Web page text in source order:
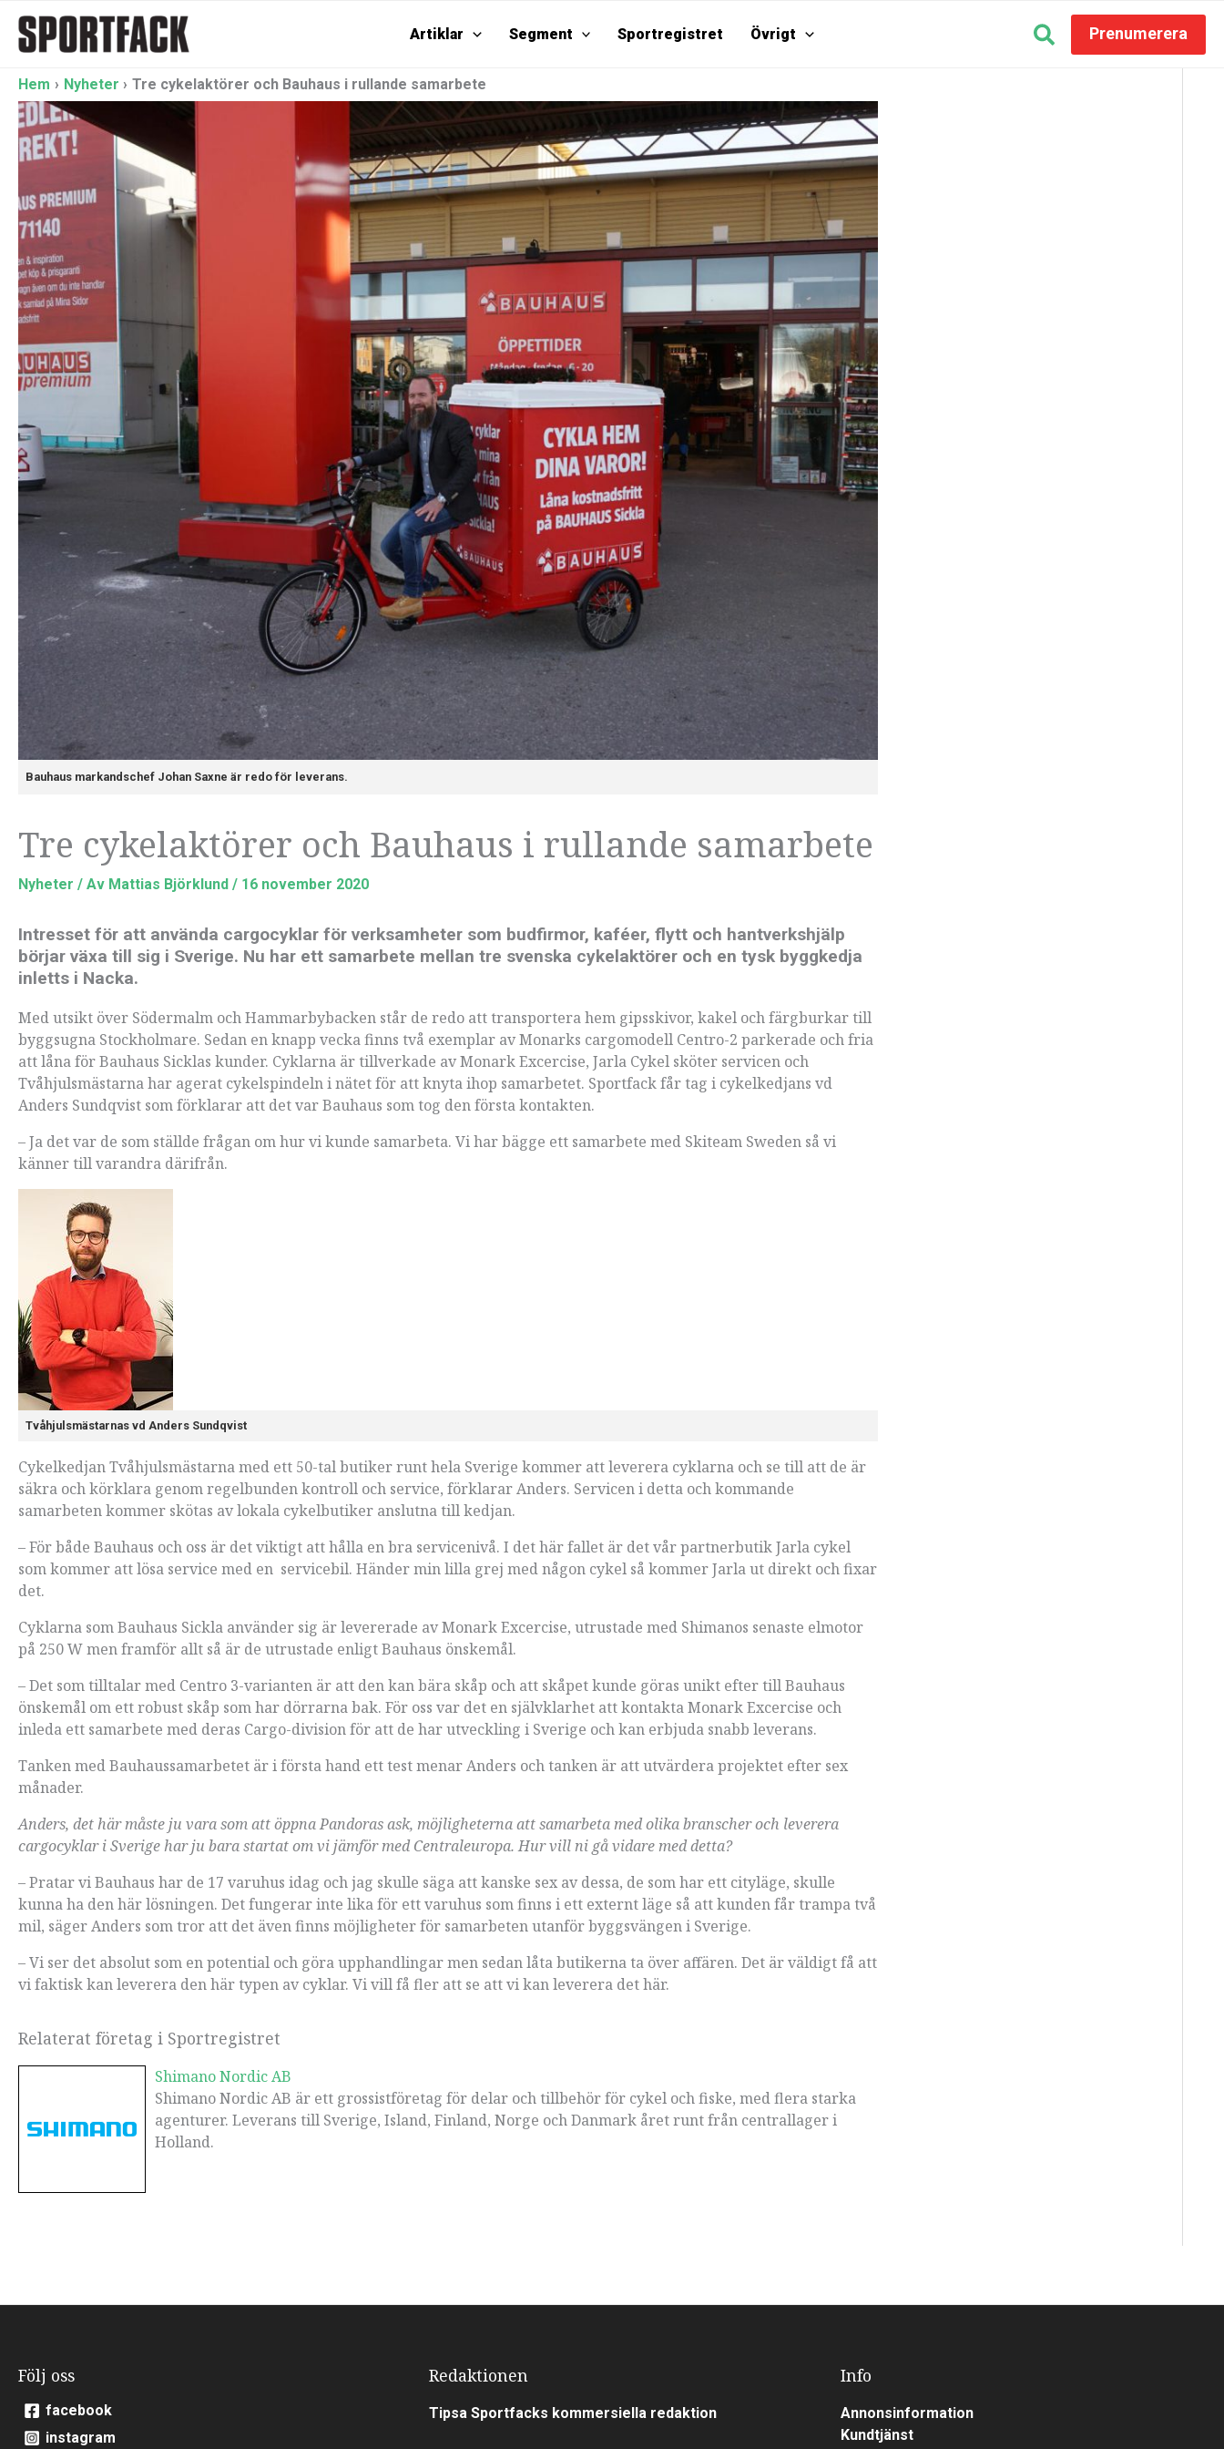
innehåll
Artiklar Segment Sportregistret Övrigt Prenumerera
Hem Nyheter Tre cykelaktörer och Bauhaus i rullande samarbete
Bauhaus markandschef Johan Saxne är redo för leverans.
Tre cykelaktörer och Bauhaus i rullande samarbete
Nyheter / Av Mattias Björklund / 16 november 2020
Intresset för att använda cargocyklar för verksamheter som budfirmor, kaféer, flytt och hantverkshjälp
börjar växa till sig i Sverige. Nu har ett samarbete mellan tre svenska cykelaktörer och en tysk byggkedja
inletts i Nacka.
Med utsikt över Södermalm och Hammarbybacken står de redo att transportera hem gipsskivor, kakel och färgburkar till
byggsugna Stockholmare. Sedan en knapp vecka finns två exemplar av Monarks cargomodell Centro-2 parkerade och fria
att låna för Bauhaus Sicklas kunder. Cyklarna är tillverkade av Monark Excercise, Jarla Cykel sköter servicen och
Tvåhjulsmästarna har agerat cykelspindeln i nätet för att knyta ihop samarbetet. Sportfack får tag i cykelkedjans vd
Anders Sundqvist som förklarar att det var Bauhaus som tog den första kontakten.
– Ja det var de som ställde frågan om hur vi kunde samarbeta. Vi har bägge ett samarbete med Skiteam Sweden så vi
känner till varandra därifrån.
Tvåhjulsmästarnas vd Anders Sundqvist
Cykelkedjan Tvåhjulsmästarna med ett 50-tal butiker runt hela Sverige kommer att leverera cyklarna och se till att de är
säkra och körklara genom regelbunden kontroll och service, förklarar Anders. Servicen i detta och kommande
samarbeten kommer skötas av lokala cykelbutiker anslutna till kedjan.
– För både Bauhaus och oss är det viktigt att hålla en bra servicenivå. I det här fallet är det vår partnerbutik Jarla cykel
som kommer att lösa service med en servicebil. Händer min lilla grej med någon cykel så kommer Jarla ut direkt och fixar
det.
Cyklarna som Bauhaus Sickla använder sig är levererade av Monark Excercise, utrustade med Shimanos senaste elmotor
på 250 W men framför allt så är de utrustade enligt Bauhaus önskemål.
– Det som tilltalar med Centro 3-varianten är att den kan bära skåp och att skåpet kunde göras unikt efter till Bauhaus
önskemål om ett robust skåp som har dörrarna bak. För oss var det en självklarhet att kontakta Monark Excercise och
inleda ett samarbete med deras Cargo-division för att de har utveckling i Sverige och kan erbjuda snabb leverans.
Tanken med Bauhaussamarbetet är i första hand ett test menar Anders och tanken är att utvärdera projektet efter sex
månader.
Anders, det här måste ju vara som att öppna Pandoras ask, möjligheterna att samarbeta med olika branscher och leverera
cargocyklar i Sverige har ju bara startat om vi jämför med Centraleuropa. Hur vill ni gå vidare med detta?
– Pratar vi Bauhaus har de 17 varuhus idag och jag skulle säga att kanske sex av dessa, de som har ett cityläge, skulle
kunna ha den här lösningen. Det fungerar inte lika för ett varuhus som finns i ett externt läge så att kunden får trampa två
mil, säger Anders som tror att det även finns möjligheter för samarbeten utanför byggsvängen i Sverige.
– Vi ser det absolut som en potential och göra upphandlingar men sedan låta butikerna ta över affären. Det är väldigt få att
vi faktisk kan leverera den här typen av cyklar. Vi vill få fler att se att vi kan leverera det här.
Relaterat företag i Sportregistret
Shimano Nordic AB
Shimano Nordic AB är ett grossistföretag för delar och tillbehör för cykel och fiske, med flera starka
agenturer. Leverans till Sverige, Island, Finland, Norge och Danmark året runt från centrallager i
Holland.
Följ oss
facebook
instagram
Redaktionen
Tipsa Sportfacks kommersiella redaktion
Info
Annonsinformation
Kundtjänst